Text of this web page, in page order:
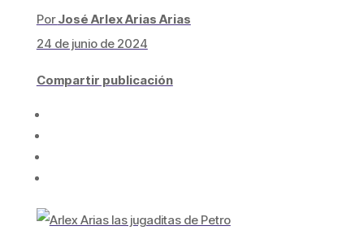
PorJosé Arlex Arias Arias
24 de junio de 2024
Compartir publicación